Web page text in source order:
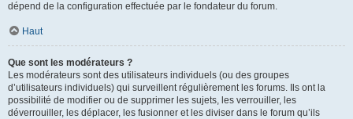
dépend de la configuration effectuée par le fondateur du forum.
Haut
Que sont les modérateurs ?
Les modérateurs sont des utilisateurs individuels (ou des groupes
d’utilisateurs individuels) qui surveillent régulièrement les forums. Ils ont la
possibilité de modifier ou de supprimer les sujets, les verrouiller, les
déverrouiller, les déplacer, les fusionner et les diviser dans le forum qu’ils